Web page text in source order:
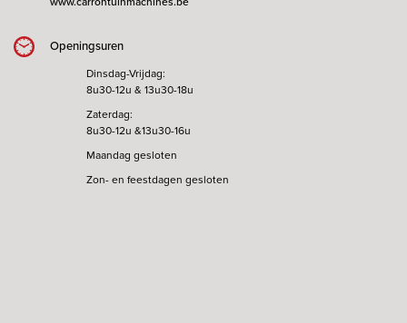
Openingsuren
Dinsdag-Vrijdag:
8u30-12u & 13u30-18u
Zaterdag:
8u30-12u &13u30-16u
Maandag gesloten
Zon- en feestdagen gesloten